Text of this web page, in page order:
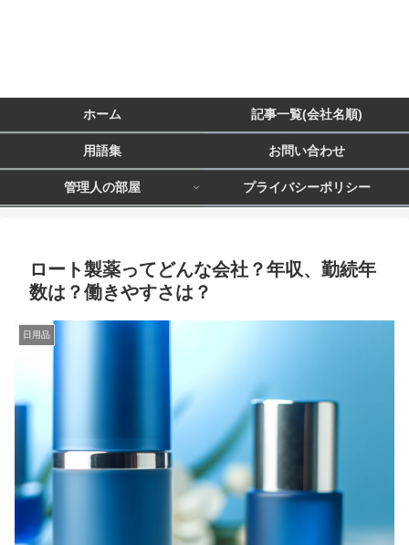
ホーム 記事一覧(会社名順)
用語集 お問い合わせ
管理人の部屋 プライバシーポリシー
ロート製薬ってどんな会社？年収、勤続年
数は？働きやすさは？
日用品